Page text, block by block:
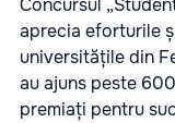
Concursul
aprecia eforturile
universitățile din
au ajuns peste
premiați pentru